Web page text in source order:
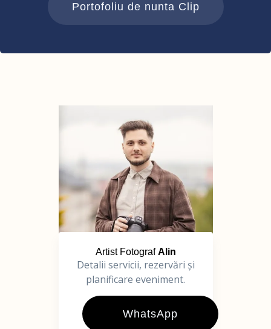
Portofoliu de nunta Clip
Artist FotografAlin
Detalii servicii, rezervări și
planificare eveniment.
WhatsApp